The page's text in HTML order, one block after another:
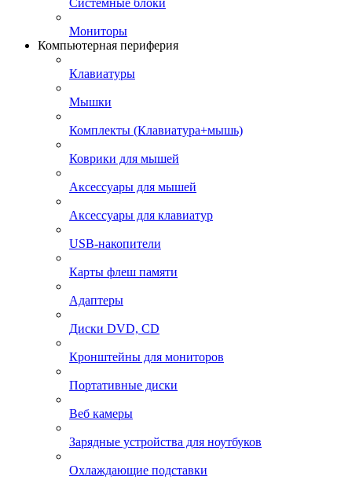
Системные блоки
Мониторы
Компьютерная периферия
Клавиатуры
Мышки
Комплекты (Клавиатура+мышь)
Коврики для мышей
Аксессуары для мышей
Аксессуары для клавиатур
USB-накопители
Карты флеш памяти
Адаптеры
Диски DVD, CD
Кронштейны для мониторов
Портативные диски
Веб камеры
Зарядные устройства для ноутбуков
Охлаждающие подставки